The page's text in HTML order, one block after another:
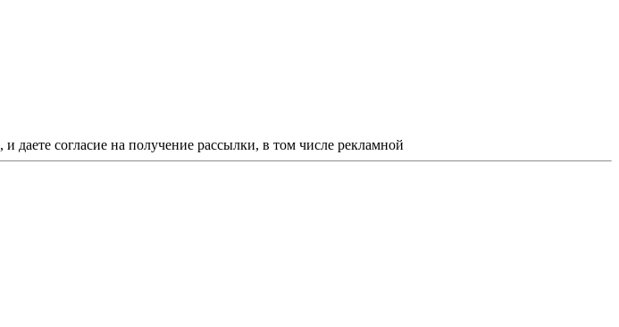
, и даете согласие на получение рассылки, в том числе рекламной